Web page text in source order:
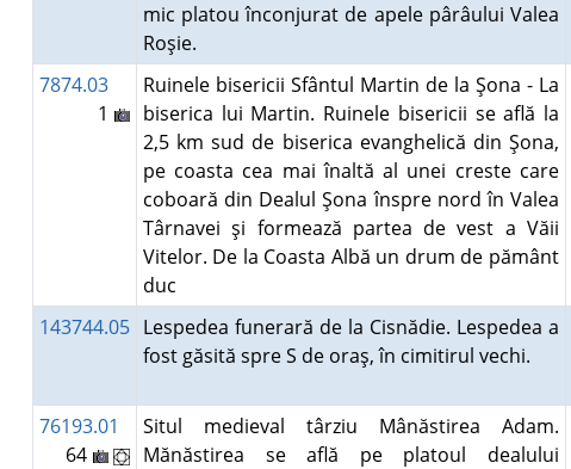
mic platou înconjurat de apele pârâului Valea
Roşie.
7874.03
1
Ruinele bisericii Sfântul Martin de la Şona - La
biserica lui Martin. Ruinele bisericii se află la
2,5 km sud de biserica evanghelică din Şona,
pe coasta cea mai înaltă al unei creste care
coboară din Dealul Şona înspre nord în Valea
Târnavei şi formează partea de vest a Văii
Vitelor. De la Coasta Albă un drum de pământ
duc
143744.05 Lespedea funerară de la Cisnădie. Lespedea a
fost găsită spre S de oraş, în cimitirul vechi.
76193.01
64
Situl medieval târziu Mânăstirea Adam.
Mănăstirea se află pe platoul dealului